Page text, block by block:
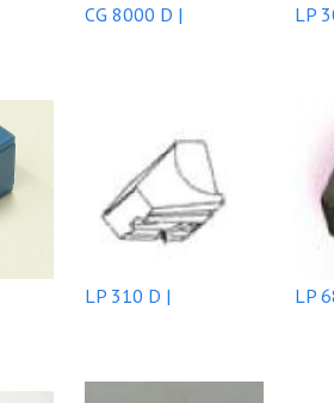
CG 8000 D | LP
LP 310 D | LP